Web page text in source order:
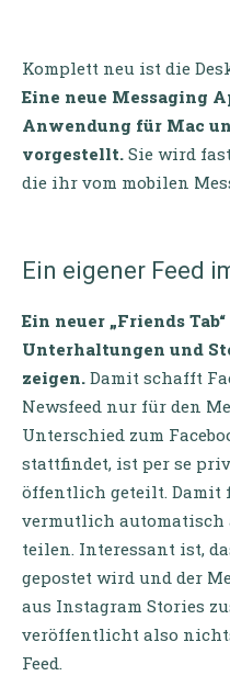
Komplett neu ist die
Eine neue Messaging
Anwendung für Mac
vorgestellt. Sie wird
die ihr vom mobilen
Ein eigener Feed
Ein neuer „Friends
Unterhaltungen und
zeigen. Damit schafft
Newsfeed nur für den
Unterschied zum
stattfindet, ist per se
öffentlich geteilt. Damit
vermutlich automatisch
teilen. Interessant ist,
gepostet wird und der
aus Instagram Stories
veröffentlicht also
Feed.